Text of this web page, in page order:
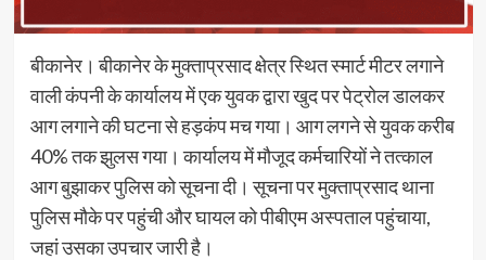
बीकानेर। बीकानेर के मुक्ताप्रसाद क्षेत्र स्थित स्मार्ट मीटर लगाने
वाली कंपनी के कार्यालय में एक युवक द्वारा खुद पर पेट्रोल डालकर
आग लगाने की घटना से हड़कंप मच गया। आग लगने से युवक करीब
40% तक झुलस गया। कार्यालय में मौजूद कर्मचारियों ने तत्काल
आग बुझाकर पुलिस को सूचना दी। सूचना पर मुक्ताप्रसाद थाना
पुलिस मौके पर पहुंची और घायल को पीबीएम अस्पताल पहुंचाया,
जहां उसका उपचार जारी है।